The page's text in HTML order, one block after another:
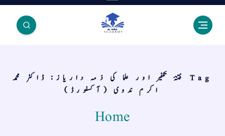
اک نسخہ کیمیا ساتھ لایا
Tag فتنۂ تکفیر اور علما کی ذمہ داریاز: ڈاکٹر محمد
اکرم ندوی (آکسفورڈ)
Home